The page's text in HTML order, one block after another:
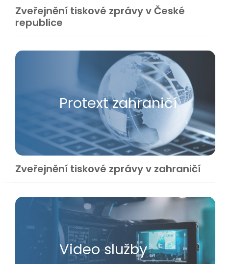
Zveřejnění tiskové zprávy v České
republice
Protext zahraničí
Zveřejnění tiskové zprávy v zahraničí
Video služby